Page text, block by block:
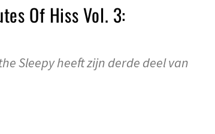
Of Hiss Vol. 3:
Sleepy heeft zijn derde deel van